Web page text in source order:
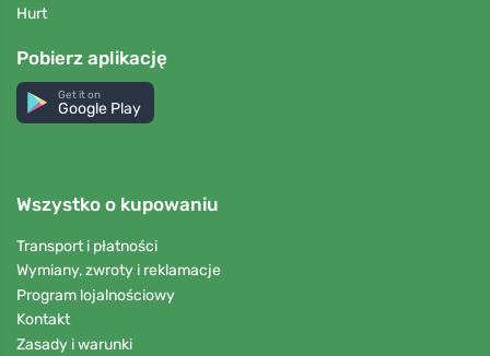
Hurt
Pobierz aplikację
Get it on
Google Play
Wszystko o kupowaniu
Transport i płatności
Wymiany, zwroty i reklamacje
Program lojalnościowy
Kontakt
Zasady i warunki